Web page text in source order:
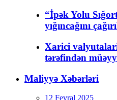
“İpək Yolu
yığıncağını
Xarici
tərəfindən
Maliyyə Xəbərləri
12 Fevral 2025